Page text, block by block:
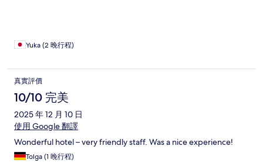
Yuka (2 晚行程)
真實評價
10/10 完美
2025 年 12 月 10 日
使用 Google 翻譯
Wonderful hotel – very friendly staff. Was a nice experience!
Tolga (1 晚行程)